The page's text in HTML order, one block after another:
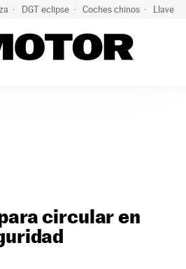
DGT eclipse Coches chinos Llaves
circular en